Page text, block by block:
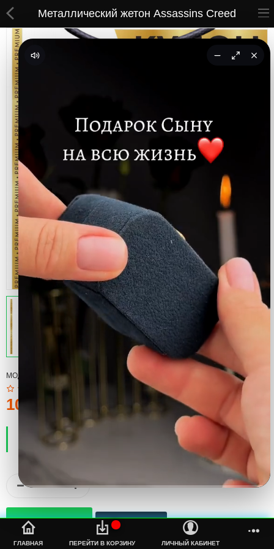
ВСЕ ТОВАРЫ
Бейсболки
Гравировка
CoolPass
ГЛАВНАЯ
%s
ПЕРЕЙТИ В КОРЗИНУ ЛИЧНЫЙ КАБИНЕТ
Металлический жетон Assassins Creed
МОДЕЛЬ: МЕРЧ
100тмт.
ПРОИЗВОДИТЕЛЬ:
НАЛИЧИЕ:
ЕСТЬ В НАЛИЧИИ